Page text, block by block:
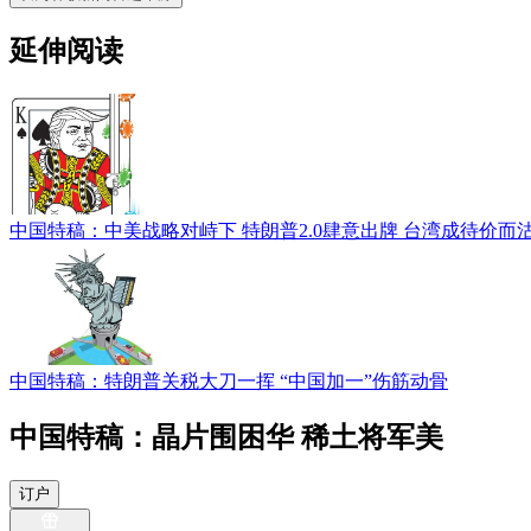
延伸阅读
中国特稿：中美战略对峙下 特朗普2.0肆意出牌 台湾成待价而
中国特稿：特朗普关税大刀一挥 “中国加一”伤筋动骨
中国特稿：晶片围困华 稀土将军美
订户